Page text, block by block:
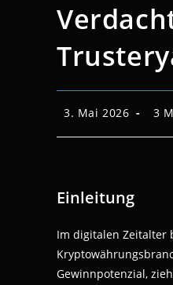
Beitrag
3. Mai 2026 3
Einleitung
Im digitalen Zeitalter
Gewinnpotenzial,